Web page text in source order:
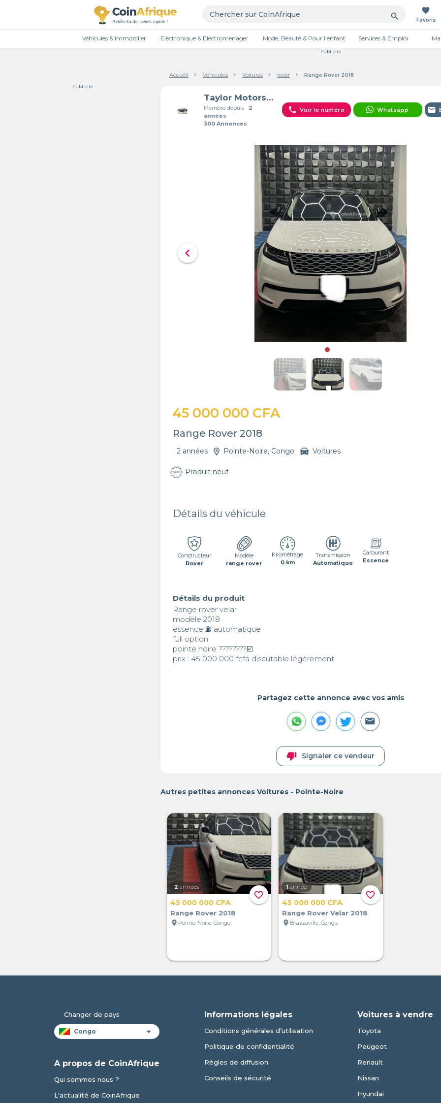
search
favorite
Favoris
Véhicules & Immobilier Electronique & Electromenager Mode, Beauté & Pour l'enfant Services & Emploi
Publicité
Accueil Véhicules Voitures rover Range Rover 2018
Publicité
Taylor Motors Service
Membre depuis2
années
300 Annonces
phone Voir le numéro Whatsapp email
chevron_left
45 000 000 CFA
Range Rover 2018
2 années Pointe-Noire, Congo Voitures
Produit neuf
Détails du véhicule
Constructeur
Rover
Modèle
range rover
Kilométrage
0 km
Transmission
Automatique
Carburant
Essence
Détails du produit
Range rover velar
modèle 2018
essence ⛽️ automatique
full option
pointe noire ????????☑️
prix : 45 000 000 fcfa discutable légèrement
Partagez cette annonce avec vos amis
thumb_down Signaler ce vendeur
Autres petites annonces Voitures - Pointe-Noire
favorite_border
2 années
45 000 000 CFA
Range Rover 2018
location_on Pointe-Noire, Congo
favorite_border
1 année
45 000 000 CFA
Range Rover Velar 2018
location_on Brazzaville, Congo
Changer de pays
A propos de CoinAfrique
Qui sommes nous ?
L'actualité de CoinAfrique
Informations légales
Conditions générales d’utilisation
Politique de confidentialité
Règles de diffusion
Conseils de sécurité
Voitures à vendre
Toyota
Peugeot
Renault
Nissan
Hyundai